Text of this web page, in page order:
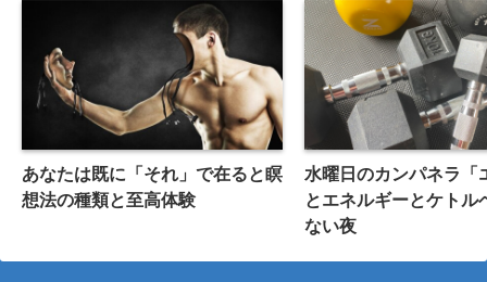
あなたは既に「それ」で在ると瞑
想法の種類と至高体験
水曜日のカンパネラ「
とエネルギーとケトル
ない夜